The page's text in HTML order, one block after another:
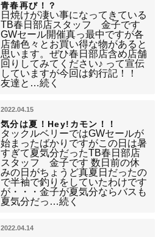
青春再び！？
日焼けが凄い事になってきている
TB春日部店スタッフ 金子です
GWセール開催真っ最中ですが各
店舗色々とお買い得な物があると
思います。ぜひ春日部店含め店舗
回りしてみてください♪ って宣伝
していますが今回は釣行記！！
友達と…続く
2022.04.15
気分は夏！Hey!カモン！！
タックルベリーではGWセールが
始まったばかりですがこの日は暑
すぎて夏気分だったTB春日部店
スタッフ 金子です 数日前の休
みの日がちょうど真夏日だったの
で半袖で釣りをしていたわけです
が・・・金子が夏気分ならバスも
夏気分だっ…続く
2022.04.14